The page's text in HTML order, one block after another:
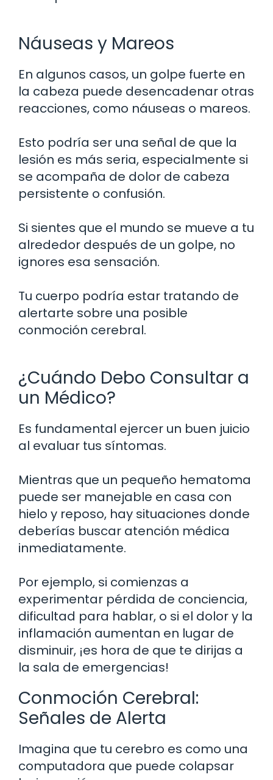
Náuseas y Mareos
En algunos casos, un golpe fuerte en
la cabeza puede desencadenar otras
reacciones, como náuseas o mareos.
Esto podría ser una señal de que la
lesión es más seria, especialmente si
se acompaña de dolor de cabeza
persistente o confusión.
Si sientes que el mundo se mueve a tu
alrededor después de un golpe, no
ignores esa sensación.
Tu cuerpo podría estar tratando de
alertarte sobre una posible
conmoción cerebral.
¿Cuándo Debo Consultar a
un Médico?
Es fundamental ejercer un buen juicio
al evaluar tus síntomas.
Mientras que un pequeño hematoma
puede ser manejable en casa con
hielo y reposo, hay situaciones donde
deberías buscar atención médica
inmediatamente.
Por ejemplo, si comienzas a
experimentar pérdida de conciencia,
dificultad para hablar, o si el dolor y la
inflamación aumentan en lugar de
disminuir, ¡es hora de que te dirijas a
la sala de emergencias!
Conmoción Cerebral:
Señales de Alerta
Imagina que tu cerebro es como una
computadora que puede colapsar